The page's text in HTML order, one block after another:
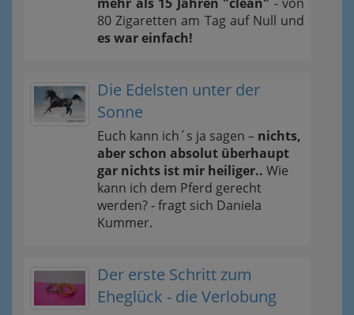
mehr als 15 Jahren "clean" - von
80 Zigaretten am Tag auf Null und
es war einfach!
Die Edelsten unter der
Sonne
Euch kann ich´s ja sagen – nichts,
aber schon absolut überhaupt
gar nichts ist mir heiliger.. Wie
kann ich dem Pferd gerecht
werden? - fragt sich Daniela
Kummer.
Der erste Schritt zum
Eheglück - die Verlobung